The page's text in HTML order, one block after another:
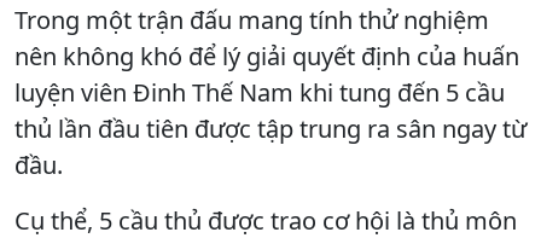
Trong một trận đấu mang tính thử nghiệm
nên không khó để lý giải quyết định của huấn
luyện viên Đinh Thế Nam khi tung đến 5 cầu
thủ lần đầu tiên được tập trung ra sân ngay từ
đầu.
Cụ thể, 5 cầu thủ được trao cơ hội là thủ môn